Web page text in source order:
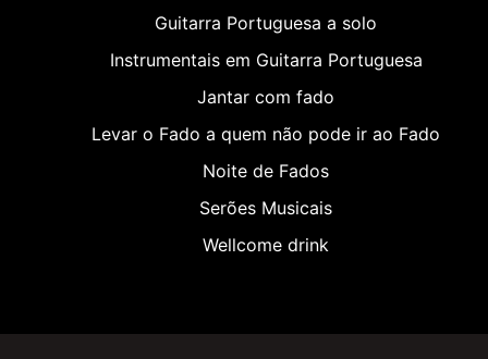
Guitarra Portuguesa a solo
Instrumentais em Guitarra Portuguesa
Jantar com fado
Levar o Fado a quem não pode ir ao Fado
Noite de Fados
Serões Musicais
Wellcome drink